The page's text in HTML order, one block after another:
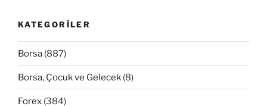
KATEGORILER
Borsa (887)
Borsa, Çocuk ve Gelecek (8)
Forex (384)